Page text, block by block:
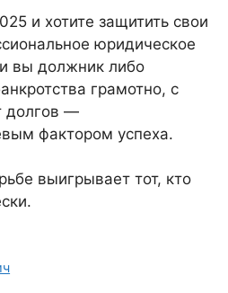
и хотите защитить свои
юридическое
вы должник либо
грамотно, с
долгов —
фактором успеха.
выигрывает тот, кто